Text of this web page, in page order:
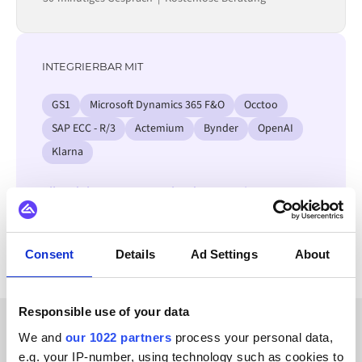
Consent Details Ad Settings About
Responsible use of your data
We and our 1022 partners process your personal data,
e.g. your IP-number, using technology such as cookies to
INTEGRIERBAR MIT
GS1 Microsoft Dynamics 365 F&O
Occtoo
SAP ECC - R/3
Actemium Bynder
OpenAI
Klarna
Alle Adobe Commerce Cloud Integrationen
ERFOLGSGESCHICHTEN UNSERER KUNDEN